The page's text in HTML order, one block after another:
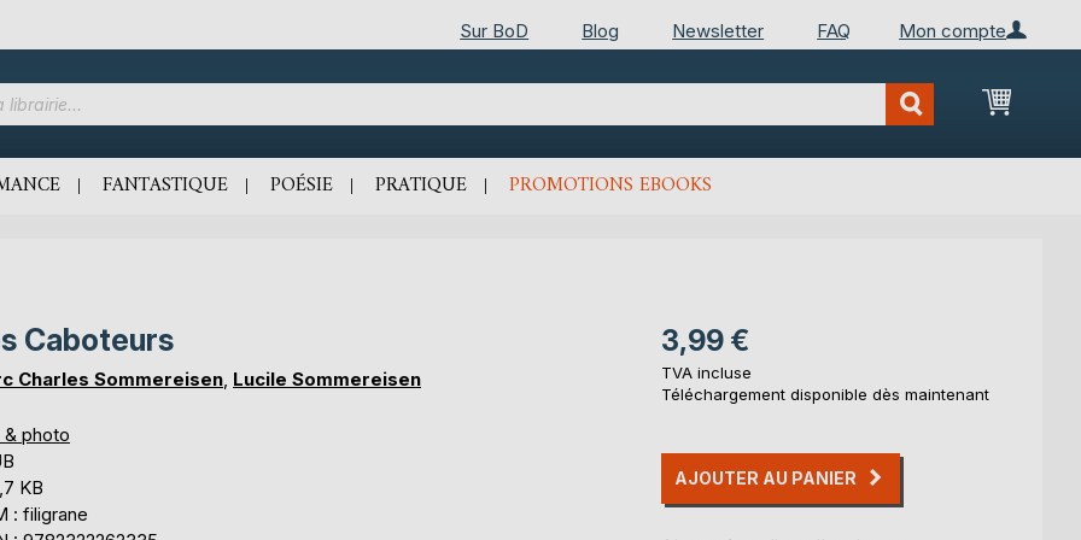
Mon compte
Sur BoD Blog Newsletter FAQ
Mon
FANTASTIQUE POÉSIE PRATIQUE PROMOTIONS EBOOKS
Caboteurs
Charles Sommereisen, Lucile Sommereisen
& photo
KB
: filigrane
3,99 €
TVA incluse
Téléchargement disponible dès maintenant
AJOUTER AU PANIER